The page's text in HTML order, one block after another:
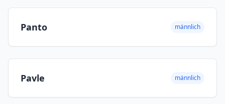
Panto männlich
Pavle männlich